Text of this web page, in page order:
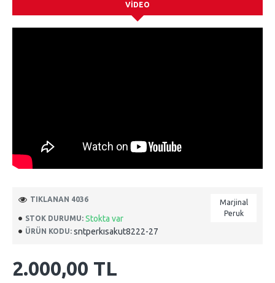
VIDEO
STOK DURUMU: Stokta var
ÜRÜN KODU: sntperkısakut8222-27
Marjinal
Peruk
TIKLANAN 4036
2.000,00 TL